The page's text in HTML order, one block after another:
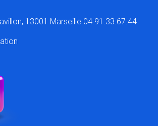
13001 Marseille 04.91.33.67.44